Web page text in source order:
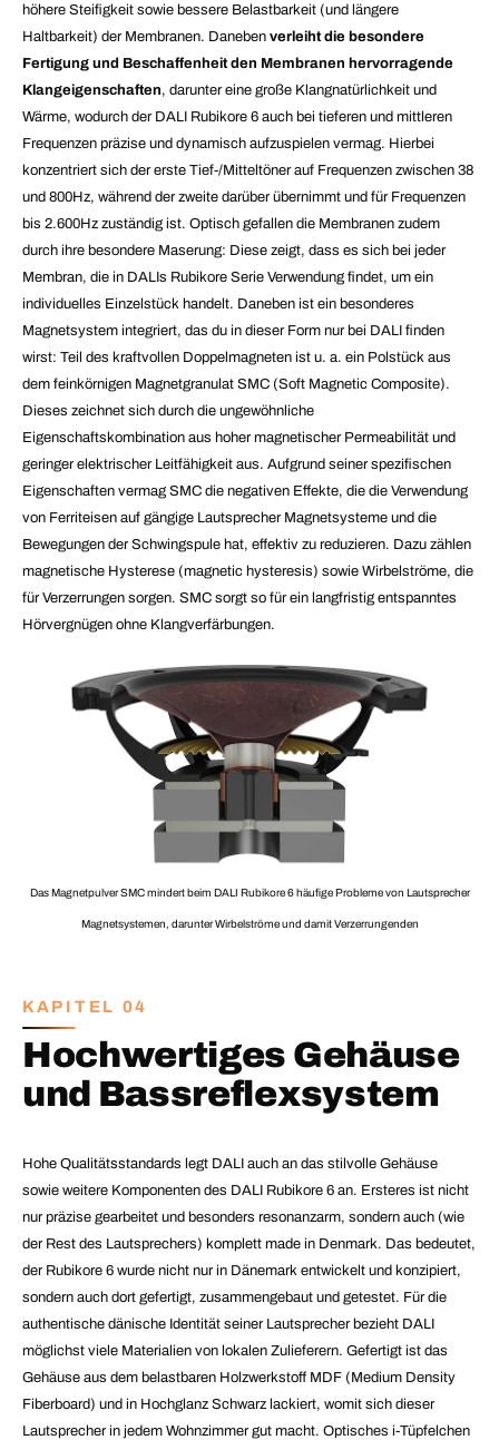
höhere Steifigkeit sowie bessere Belastbarkeit (und längere
Haltbarkeit) der Membranen. Daneben verleiht die besondere
Fertigung und Beschaffenheit den Membranen hervorragende
Klangeigenschaften, darunter eine große Klangnatürlichkeit und
Wärme, wodurch der DALI Rubikore 6 auch bei tieferen und mittleren
Frequenzen präzise und dynamisch aufzuspielen vermag. Hierbei
konzentriert sich der erste Tief-/Mitteltöner auf Frequenzen zwischen 38
und 800Hz, während der zweite darüber übernimmt und für Frequenzen
bis 2.600Hz zuständig ist. Optisch gefallen die Membranen zudem
durch ihre besondere Maserung: Diese zeigt, dass es sich bei jeder
Membran, die in DALIs Rubikore Serie Verwendung findet, um ein
individuelles Einzelstück handelt. Daneben ist ein besonderes
Magnetsystem integriert, das du in dieser Form nur bei DALI finden
wirst: Teil des kraftvollen Doppelmagneten ist u. a. ein Polstück aus
dem feinkörnigen Magnetgranulat SMC (Soft Magnetic Composite).
Dieses zeichnet sich durch die ungewöhnliche
Eigenschaftskombination aus hoher magnetischer Permeabilität und
geringer elektrischer Leitfähigkeit aus. Aufgrund seiner spezifischen
Eigenschaften vermag SMC die negativen Effekte, die die Verwendung
von Ferriteisen auf gängige Lautsprecher Magnetsysteme und die
Bewegungen der Schwingspule hat, effektiv zu reduzieren. Dazu zählen
magnetische Hysterese (magnetic hysteresis) sowie Wirbelströme, die
für Verzerrungen sorgen. SMC sorgt so für ein langfristig entspanntes
Hörvergnügen ohne Klangverfärbungen.
Das Magnetpulver SMC mindert beim DALI Rubikore 6 häufige Probleme von Lautsprecher
Magnetsystemen, darunter Wirbelströme und damit Verzerrungenden
KAPITEL 04
Hochwertiges Gehäuse
und Bassreflexsystem
Hohe Qualitätsstandards legt DALI auch an das stilvolle Gehäuse
sowie weitere Komponenten des DALI Rubikore 6 an. Ersteres ist nicht
nur präzise gearbeitet und besonders resonanzarm, sondern auch (wie
der Rest des Lautsprechers) komplett made in Denmark. Das bedeutet,
der Rubikore 6 wurde nicht nur in Dänemark entwickelt und konzipiert,
sondern auch dort gefertigt, zusammengebaut und getestet. Für die
authentische dänische Identität seiner Lautsprecher bezieht DALI
möglichst viele Materialien von lokalen Zulieferern. Gefertigt ist das
Gehäuse aus dem belastbaren Holzwerkstoff MDF (Medium Density
Fiberboard) und in Hochglanz Schwarz lackiert, womit sich dieser
Lautsprecher in jedem Wohnzimmer gut macht. Optisches i-Tüpfelchen